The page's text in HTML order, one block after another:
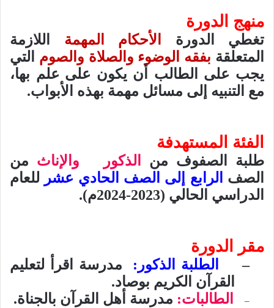
منهج الدورة
تغطي الدورة الأحكام المهمة
اللازمة
المتعلقة بفقه الوضوء والصلاة والصوم
التي
يجب على الطالب أن يكون على علم بها،
مع التنبيه إلى مسائل مهمة بهذه الأبواب.
الفئة المستهدفة
طلبة الصفوف من الذكور والإناث من
الصف
الرابع إلى الصف الحادي عشر للعام
الدراسي الحالي (2023-2024م).
مقر الدورة
– الطلبة الذكور:
مدرسة اقرأ لتعليم
القرآن الكريم بوصاد.
– الطالبات: مدرسة أهل القرآن بالجناة.